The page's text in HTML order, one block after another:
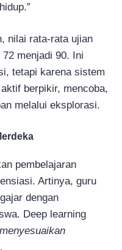
nilai rata-rata ujian
menjadi 90. Ini
tetapi karena sistem
berpikir, mencoba,
melalui eksplorasi.
pembelajaran
Artinya, guru
dengan
Deep learning
menyesuaikan